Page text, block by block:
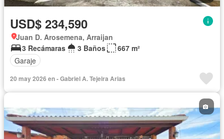
USD$ 234,590
Juan D. Arosemena, Arraijan
3 Recámaras
3 Baños
667 m²
Garaje
20 may 2026 en - Gabriel A. Tejeira Arias